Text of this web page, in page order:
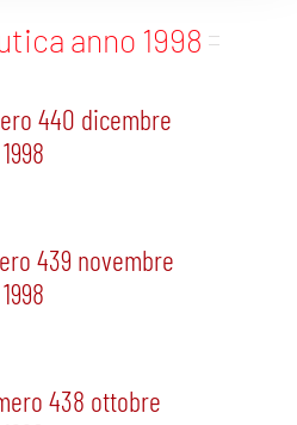
anno 1998
440 dicembre
1998
439 novembre
1998
438 ottobre